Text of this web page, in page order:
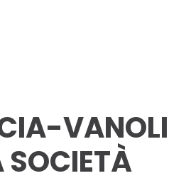
VANOLI
SOCIETÀ